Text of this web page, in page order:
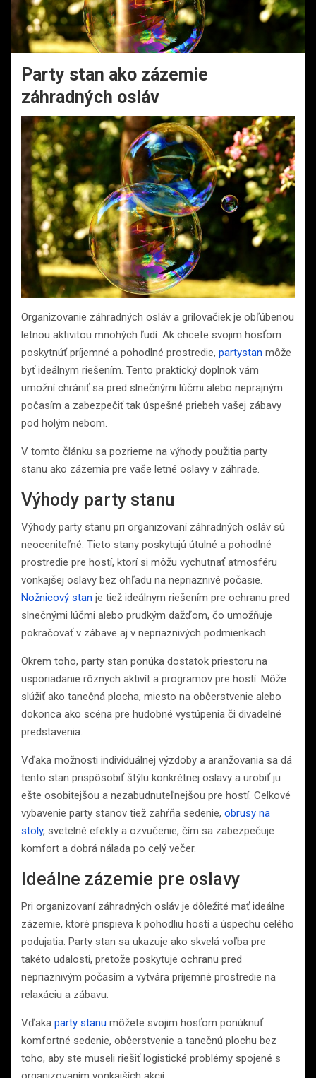
Party stan ako zázemie
záhradných osláv
Organizovanie záhradných osláv a grilovačiek je obľúbenou
letnou aktivitou mnohých ľudí. Ak chcete svojim hosťom
poskytnúť príjemné a pohodlné prostredie, partystan môže
byť ideálnym riešením. Tento praktický doplnok vám
umožní chrániť sa pred slnečnými lúčmi alebo neprajným
počasím a zabezpečiť tak úspešné priebeh vašej zábavy
pod holým nebom.
V tomto článku sa pozrieme na výhody použitia party
stanu ako zázemia pre vaše letné oslavy v záhrade.
Výhody party stanu
Výhody party stanu pri organizovaní záhradných osláv sú
neoceniteľné. Tieto stany poskytujú útulné a pohodlné
prostredie pre hostí, ktorí si môžu vychutnať atmosféru
vonkajšej oslavy bez ohľadu na nepriaznivé počasie.
Nožnicový stan je tiež ideálnym riešením pre ochranu pred
slnečnými lúčmi alebo prudkým dažďom, čo umožňuje
pokračovať v zábave aj v nepriaznivých podmienkach.
Okrem toho, party stan ponúka dostatok priestoru na
usporiadanie rôznych aktivít a programov pre hostí. Môže
slúžiť ako tanečná plocha, miesto na občerstvenie alebo
dokonca ako scéna pre hudobné vystúpenia či divadelné
predstavenia.
Vďaka možnosti individuálnej výzdoby a aranžovania sa dá
tento stan prispôsobiť štýlu konkrétnej oslavy a urobiť ju
ešte osobitejšou a nezabudnuteľnejšou pre hostí. Celkové
vybavenie party stanov tiež zahŕňa sedenie, obrusy na
stoly, svetelné efekty a ozvučenie, čím sa zabezpečuje
komfort a dobrá nálada po celý večer.
Ideálne zázemie pre oslavy
Pri organizovaní záhradných osláv je dôležité mať ideálne
zázemie, ktoré prispieva k pohodliu hostí a úspechu celého
podujatia. Party stan sa ukazuje ako skvelá voľba pre
takéto udalosti, pretože poskytuje ochranu pred
nepriaznivým počasím a vytvára príjemné prostredie na
relaxáciu a zábavu.
Vďaka party stanu môžete svojim hosťom ponúknuť
komfortné sedenie, občerstvenie a tanečnú plochu bez
toho, aby ste museli riešiť logistické problémy spojené s